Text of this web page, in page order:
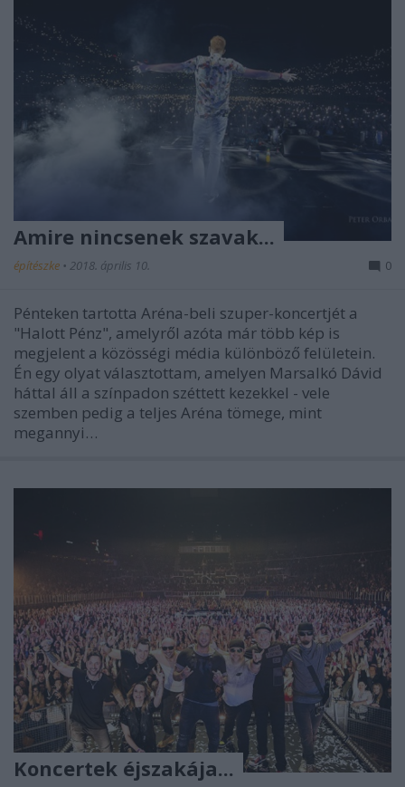
Amire nincsenek szavak...
építészke • 2018. április 10. 0
Pénteken tartotta Aréna-beli szuper-koncertjét a
"Halott Pénz", amelyről azóta már több kép is
megjelent a közösségi média különböző felületein.
Én egy olyat választottam, amelyen Marsalkó Dávid
háttal áll a színpadon széttett kezekkel - vele
szemben pedig a teljes Aréna tömege, mint
megannyi…
Koncertek éjszakája...